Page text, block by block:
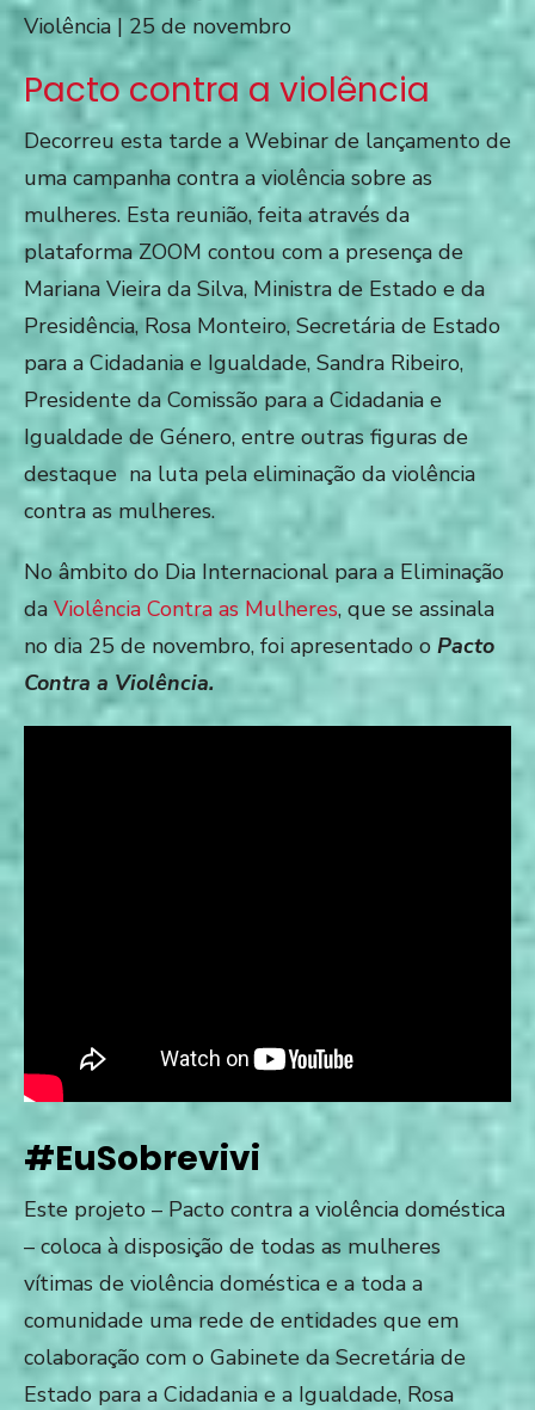
Pacto contra a violência
Decorreu esta tarde a Webinar de lançamento de
uma campanha contra a violência sobre as
mulheres. Esta reunião, feita através da
plataforma ZOOM contou com a presença de
Mariana Vieira da Silva, Ministra de Estado e da
Presidência, Rosa Monteiro, Secretária de Estado
para a Cidadania e Igualdade, Sandra Ribeiro,
Presidente da Comissão para a Cidadania e
Igualdade de Género, entre outras figuras de
destaque na luta pela eliminação da violência
contra as mulheres.
No âmbito do Dia Internacional para a Eliminação
da Violência Contra as Mulheres, que se assinala
no dia 25 de novembro, foi apresentado o Pacto
Contra a Violência.
#EuSobrevivi
Este projeto – Pacto contra a violência doméstica
– coloca à disposição de todas as mulheres
vítimas de violência doméstica e a toda a
comunidade uma rede de entidades que em
colaboração com o Gabinete da Secretária de
Estado para a Cidadania e a Igualdade, Rosa